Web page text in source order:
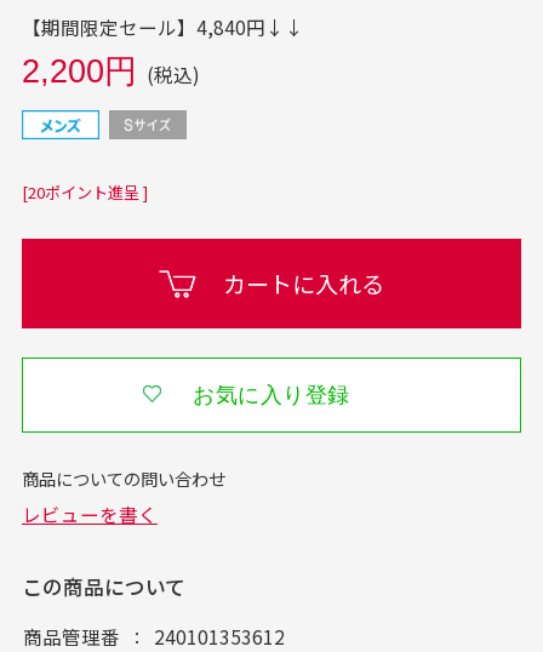
【期間限定セール】4,840円↓↓
2,200円 (税込)
[20ポイント進呈 ]
カートに入れる
お気に入り登録
この商品について
商品管理番
240101353612